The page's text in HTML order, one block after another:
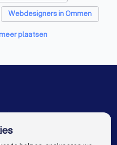
Webdesigners in Ommen
in Deventer
in Utrecht
in Eindhoven
plaatsen
jou